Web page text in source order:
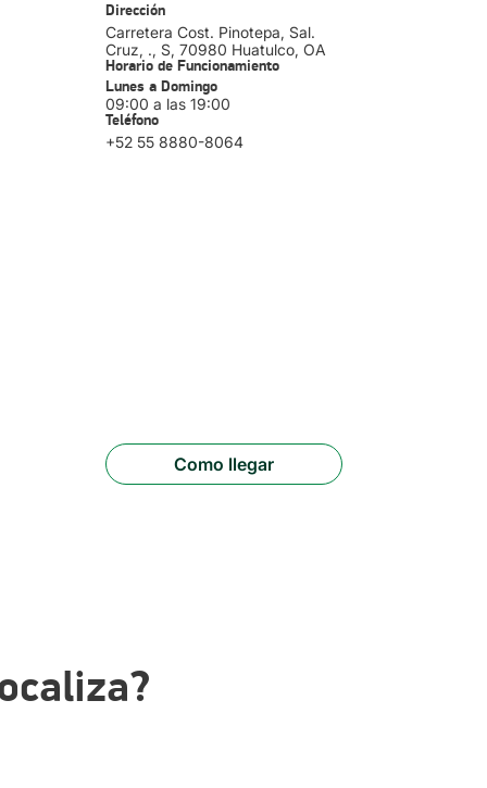
Dirección
Carretera Cost. Pinotepa, Sal.
Cruz, ., S, 70980 Huatulco, OA
Horario de Funcionamiento
Lunes a Domingo
09:00 a las 19:00
Teléfono
+52 55 8880-8064
Como llegar